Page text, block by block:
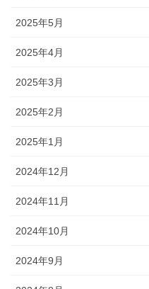
2025年5月
2025年4月
2025年3月
2025年2月
2025年1月
2024年12月
2024年11月
2024年10月
2024年9月